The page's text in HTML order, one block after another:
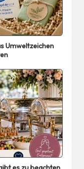
Umweltzeichen